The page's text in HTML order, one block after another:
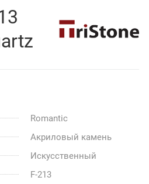
Romantic
Акриловый камень
Искусственный
F-213